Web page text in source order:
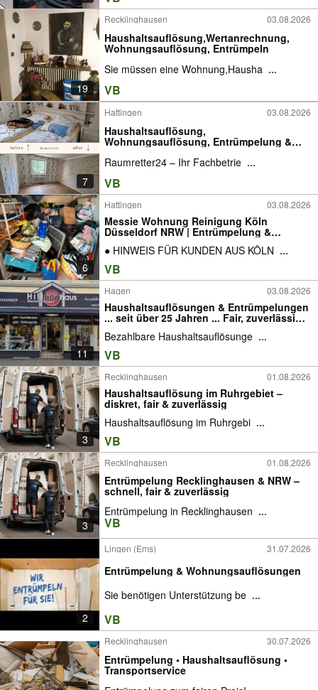
19
Recklinghausen 03.08.2026
Haushaltsauflösung,Wertanrechnung,
Wohnungsauflösung, Entrümpeln
Sie müssen eine Wohnung,Hausha ...
VB
7
Hattingen 03.08.2026
Haushaltsauflösung,
Wohnungsauflösung, Entrümpelung &
Entsorgung mit Wertanrechnung
​Raumretter24 – Ihr Fachbetrie ...
VB
6
Hattingen 03.08.2026
Messie Wohnung Reinigung Köln
Düsseldorf NRW | Entrümpelung &
Wohnungsauflösung bei extremer
Vermüllung | Medizinische Desinfektion
nach RKI | Tatortreinigung
Haushaltsauflösung | Zertifiziert
​● HINWEIS FÜR KUNDEN AUS KÖLN ...
VB
11
Hagen 03.08.2026
Haushaltsauflösungen & Entrümpelungen
... seit über 25 Jahren ... Fair, zuverlässig
& kompetent ... unverbindliche 100%
kostenfreie Beratung vor Ort ...
bezahlbarer Service nach Maß!
Bezahlbare Haushaltsauflösunge ...
VB
3
Recklinghausen 01.08.2026
Haushaltsauflösung im Ruhrgebiet –
diskret, fair & zuverlässig
Haushaltsauflösung im Ruhrgebi ...
VB
3
Recklinghausen 01.08.2026
Entrümpelung Recklinghausen & NRW –
schnell, fair & zuverlässig
Entrümpelung in Recklinghausen ...
VB
2
Lingen (Ems) 31.07.2026
Entrümpelung & Wohnungsauflösungen
Sie benötigen Unterstützung be ...
VB
Recklinghausen 30.07.2026
Entrümpelung • Haushaltsauflösung •
Transportservice